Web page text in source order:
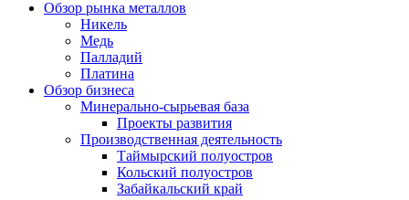
Обзор рынка металлов
Никель
Медь
Палладий
Платина
Обзор бизнеса
Минерально-сырьевая база
Проекты развития
Производственная деятельность
Таймырский полуостров
Кольский полуостров
Забайкальский край